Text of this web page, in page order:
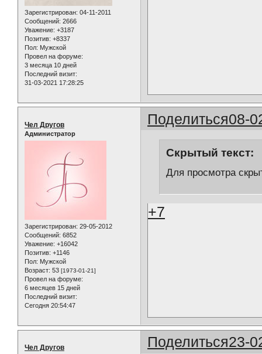
Зарегистрирован: 04-11-2011
Сообщений: 2666
Уважение: +3187
Позитив: +8337
Пол: Мужской
Провел на форуме:
3 месяца 10 дней
Последний визит:
31-03-2021 17:28:25
Поделиться08-
Чел Другов
Администратор
Зарегистрирован: 29-05-2012
Сообщений: 6852
Уважение: +16042
Позитив: +1146
Пол: Мужской
Возраст: 53 [1973-01-21]
Провел на форуме:
6 месяцев 15 дней
Последний визит:
Сегодня 20:54:47
Скрытый текст:
Для просмотра
+7
Поделиться23-
Чел Другов